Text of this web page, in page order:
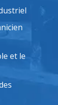
et le